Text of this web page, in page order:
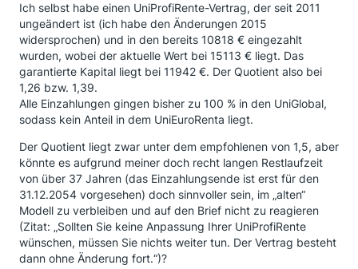
Ich selbst habe einen UniProfiRente-Vertrag, der seit 2011
ungeändert ist (ich habe den Änderungen 2015
widersprochen) und in den bereits 10818 € eingezahlt
wurden, wobei der aktuelle Wert bei 15113 € liegt. Das
garantierte Kapital liegt bei 11942 €. Der Quotient also bei
1,26 bzw. 1,39.
Alle Einzahlungen gingen bisher zu 100 % in den UniGlobal,
sodass kein Anteil in dem UniEuroRenta liegt.
Der Quotient liegt zwar unter dem empfohlenen von 1,5, aber
könnte es aufgrund meiner doch recht langen Restlaufzeit
von über 37 Jahren (das Einzahlungsende ist erst für den
31.12.2054 vorgesehen) doch sinnvoller sein, im „alten“
Modell zu verbleiben und auf den Brief nicht zu reagieren
(Zitat: „Sollten Sie keine Anpassung Ihrer UniProfiRente
wünschen, müssen Sie nichts weiter tun. Der Vertrag besteht
dann ohne Änderung fort.“)?